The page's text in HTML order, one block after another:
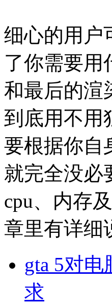
细心的用户
了你需要用
和最后的渲
到底用不用
要根据你自
就完全没必
cpu、内存
章里有详细
gta 5对
求